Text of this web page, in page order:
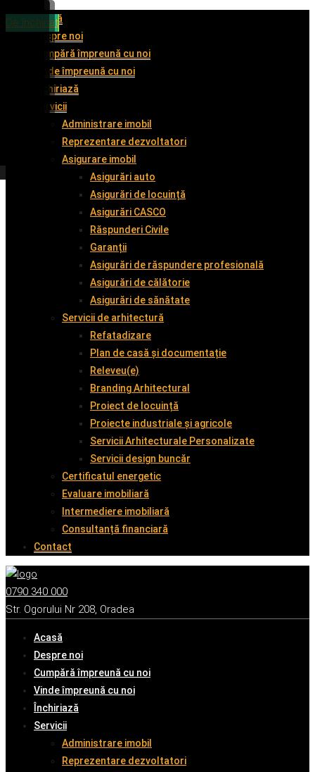
Acasă
Despre noi
Cumpără împreună cu noi
Vinde împreună cu noi
Închiriază
Servicii
Administrare imobil
Reprezentare dezvoltatori
Asigurare imobil
Asigurări auto
Asigurări de locuință
Asigurări CASCO
Răspunderi Civile
Garanții
Asigurări de răspundere profesională
Asigurări de călătorie
Asigurări de sănătate
Servicii de arhitectură
Refatadizare
Plan de casă și documentație
Releveu(e)
Branding Arhitectural
Proiect de locuință
Proiecte industriale și agricole
Servicii Arhitecturale Personalizate
Servicii design buncăr
Certificatul energetic
Evaluare imobiliară
Intermediere imobiliară
Consultanță financiară
Contact
0790 340 000
Str. Ogorului Nr 208, Oradea
Acasă
Despre noi
Cumpără împreună cu noi
Vinde împreună cu noi
Închiriază
Servicii
Administrare imobil
Reprezentare dezvoltatori
De vânzare
De vânzare
De vânzare
De închiriat